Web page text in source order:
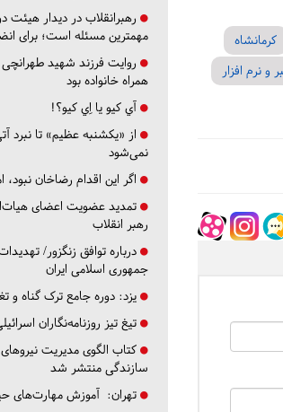
کرمانشاه
و نرم افزار
رهبرانقلاب در دیدار
مهمترین مسئله است؛ برای
روایت فرزند شهید
همراه خانواده بود
آي كيو يا اِي كيو؟!
از «یکشنبه عظیم» تا نبرد
نمی‌شود
اگر این اقدام رضاخان نبود،
تمدید عضویت اعضای
رهبر انقلاب
درباره توافق زنگزور/
جمهوری اسلامی ایران
یزد: دوره جامع ترک گناه و
تیغ تیز روزنامه‌نگاران
کتاب الگوی مدیریت
سازندگی منتشر شد
تهران: آموزش مهارت‌های